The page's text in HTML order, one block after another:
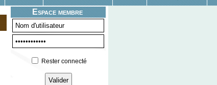
Espace membre
Rester connecté